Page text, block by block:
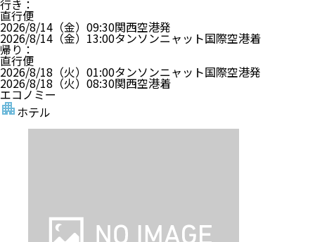
行き ：
直行便
2026/8/14（金） 09:30関西空港発
2026/8/14（金） 13:00タンソンニャット国際空港着
帰り ：
直行便
2026/8/18（火） 01:00タンソンニャット国際空港発
2026/8/18（火） 08:30関西空港着
エコノミー
ホテル